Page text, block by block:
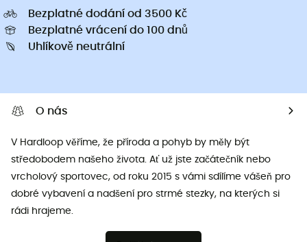
Bezplatné dodání od 3500 Kč
Bezplatné vrácení do 100 dnů
Uhlíkově neutrální
O nás
V Hardloop věříme, že příroda a pohyb by měly být
středobodem našeho života. Ať už jste začátečník nebo
vrcholový sportovec, od roku 2015 s vámi sdílíme vášeň pro
dobré vybavení a nadšení pro strmé stezky, na kterých si
rádi hrajeme.